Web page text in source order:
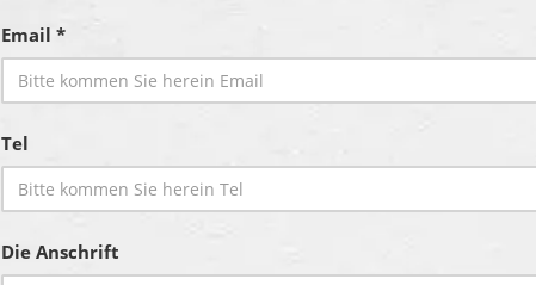
Email *
Tel
Die Anschrift